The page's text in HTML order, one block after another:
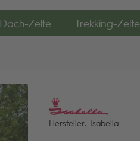
Dach-Zelte Trekking-Zelte
Hersteller: Isabella